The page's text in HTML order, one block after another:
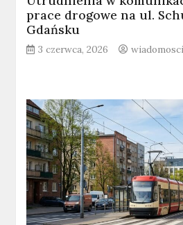
prace drogowe na ul.
Gdańsku
3 czerwca, 2026 wiadomosci